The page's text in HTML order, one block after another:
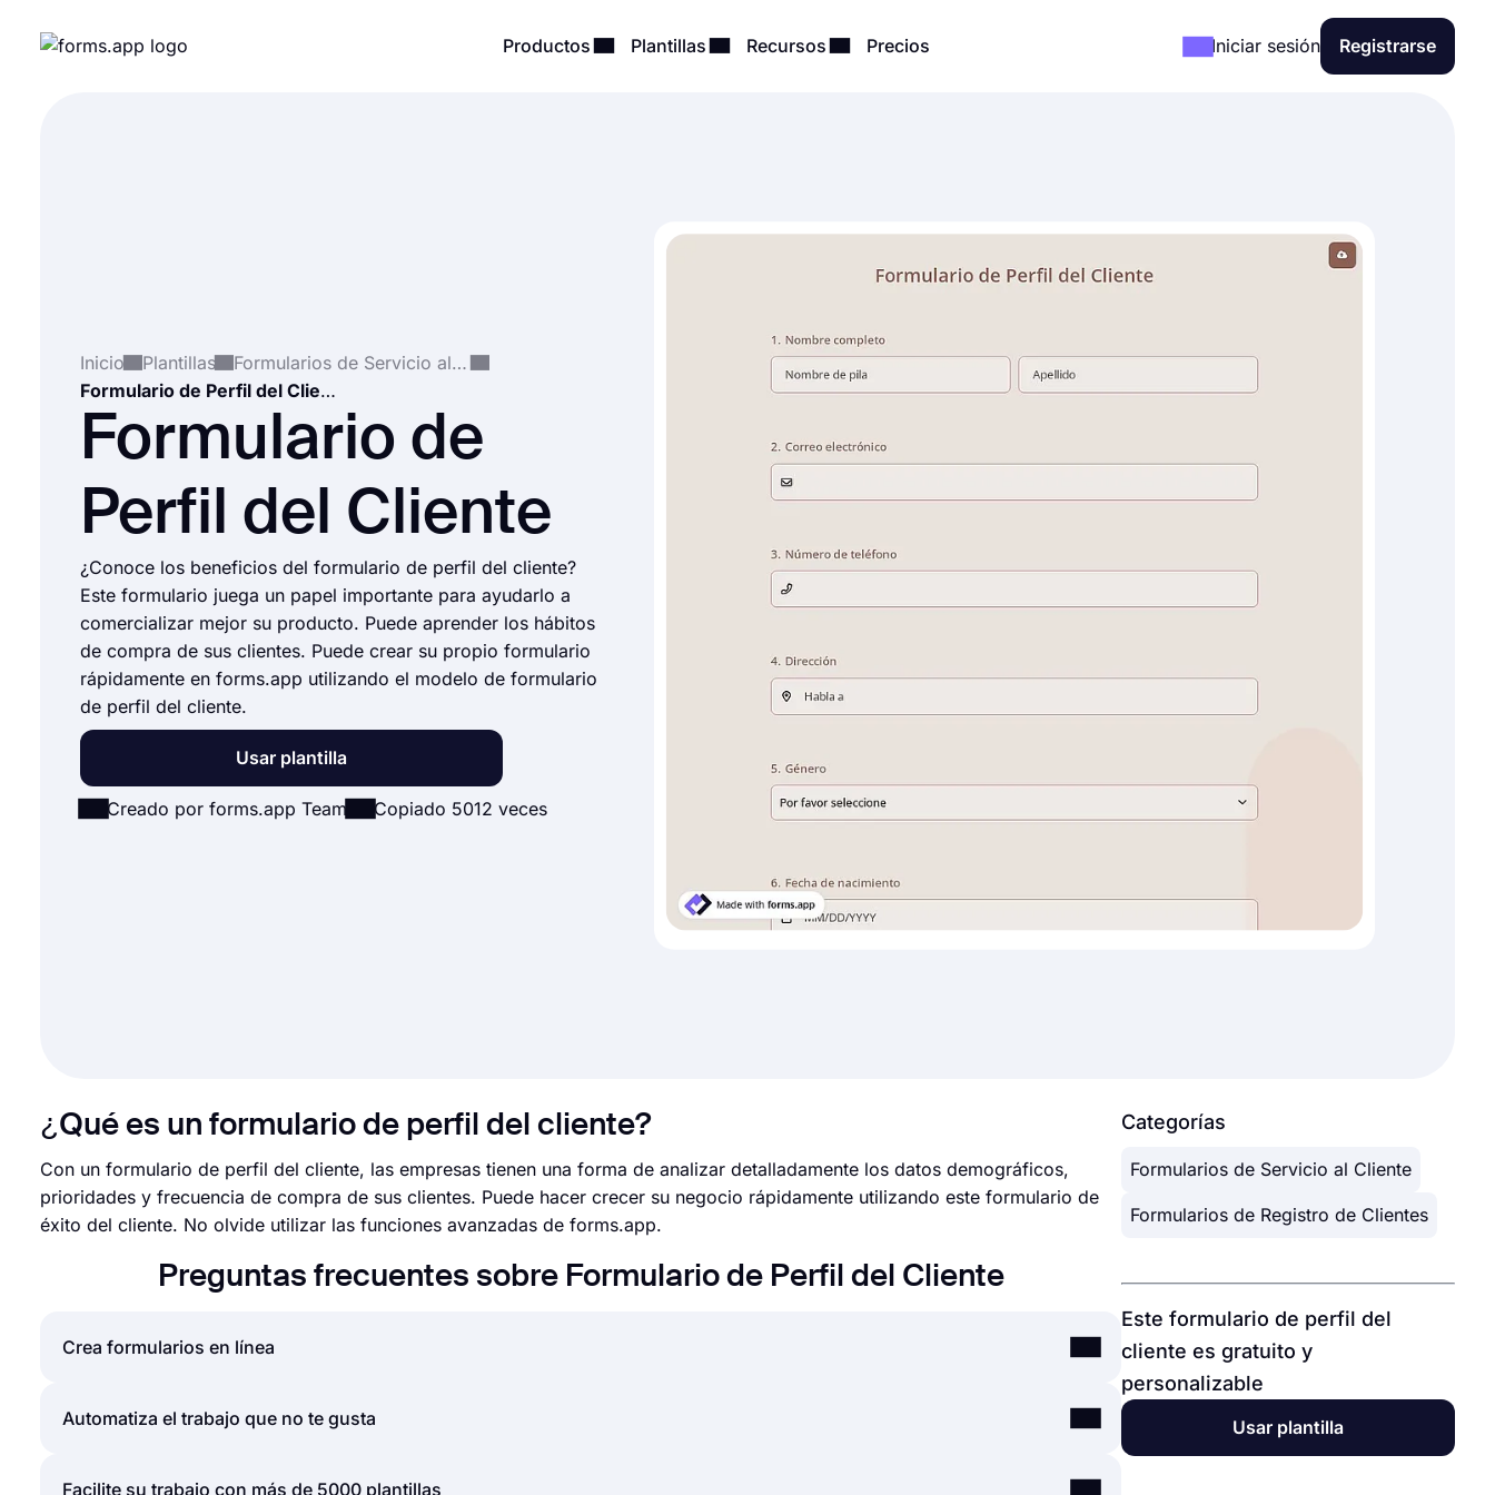
Productos Plantillas Recursos Precios Iniciar sesión Registrarse
Inicio Plantillas
Formularios de Servicio al Cliente
Formulario de Perfil del Cliente
Formulario de
Perfil del Cliente
¿Conoce los beneficios del formulario de perfil del cliente?
Este formulario juega un papel importante para ayudarlo a
comercializar mejor su producto. Puede aprender los hábitos
de compra de sus clientes. Puede crear su propio formulario
rápidamente en forms.app utilizando el modelo de formulario
de perfil del cliente.
Usar plantilla
Creado por forms.app Team Copiado 5012 veces
¿Qué es un formulario de perfil del cliente?
Con un formulario de perfil del cliente, las empresas tienen una forma de analizar detalladamente los datos demográficos,
prioridades y frecuencia de compra de sus clientes. Puede hacer crecer su negocio rápidamente utilizando este formulario de
éxito del cliente. No olvide utilizar las funciones avanzadas de forms.app.
Preguntas frecuentes sobre Formulario de Perfil del Cliente
Crea formularios en línea
Al utilizar la sencilla y extensa interfaz de usuario del generador de formularios de forms.app, puede crear formularios,
Automatiza el trabajo que no te gusta
Las automatizaciones entre las herramientas que utiliza son vitales, ya que ahorran tiempo y reducen toneladas de carga
Facilite su trabajo con más de 5000 plantillas
Categorías
Formularios de Servicio al Cliente
Formularios de Registro de Clientes
Este formulario de perfil del
cliente es gratuito y
personalizable
Usar plantilla